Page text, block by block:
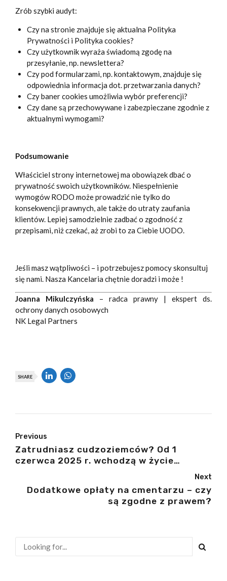
Zrób szybki audyt:
Czy na stronie znajduje się aktualna Polityka
Prywatności i Polityka cookies?
Czy użytkownik wyraża świadomą zgodę na
przesyłanie, np. newslettera?
Czy pod formularzami, np. kontaktowym, znajduje się
odpowiednia informacja dot. przetwarzania danych?
Czy baner cookies umożliwia wybór preferencji?
Czy dane są przechowywane i zabezpieczane zgodnie z
aktualnymi wymogami?
Podsumowanie
Właściciel strony internetowej ma obowiązek dbać o
prywatność swoich użytkowników. Niespełnienie
wymogów RODO może prowadzić nie tylko do
konsekwencji prawnych, ale także do utraty zaufania
klientów. Lepiej samodzielnie zadbać o zgodność z
przepisami, niż czekać, aż zrobi to za Ciebie UODO.
Jeśli masz wątpliwości – i potrzebujesz pomocy skonsultuj
się nami. Nasza Kancelaria chętnie doradzi i może !
Joanna Mikulczyńska – radca prawny | ekspert ds.
ochrony danych osobowych
NK Legal Partners
SHARE
Previous
Zatrudniasz cudzoziemców? Od 1
czerwca 2025 r. wchodzą w życie
Next
Dodatkowe opłaty na cmentarzu – czy
są zgodne z prawem?